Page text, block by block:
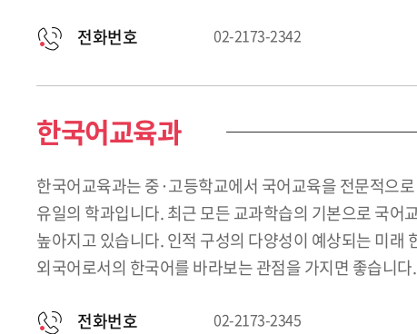
전화번호 02-2173-2342
한국어교육과
한국어교육과는 중·고등학교에서 국어교육을 전문적으
유일의 학과입니다. 최근 모든 교과학습의 기본으로 국
높아지고 있습니다. 인적 구성의 다양성이 예상되는 미
외국어로서의 한국어를 바라보는 관점을 가지면 좋습니다.
전화번호 02-2173-2345